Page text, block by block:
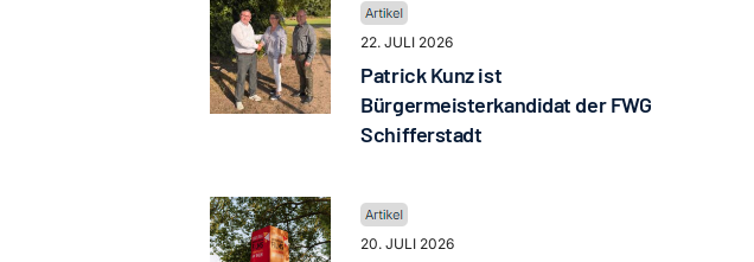
22. JULI 2026
Patrick Kunz ist
Bürgermeisterkandidat der FWG
Schifferstadt
20. JULI 2026